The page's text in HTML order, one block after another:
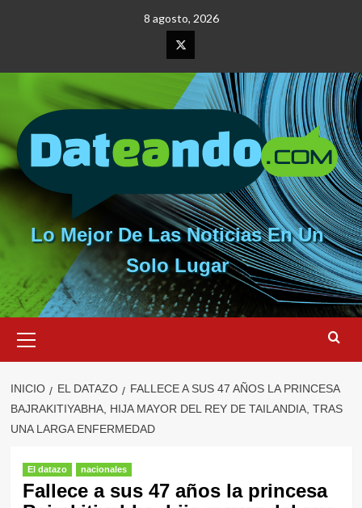
8 agosto, 2026
Elemento
del
menú
Lo Mejor De Las Noticias En Un
Solo Lugar
primario
INICIO EL DATAZO
FALLECE A SUS 47 AÑOS LA PRINCESA
BAJRAKITIYABHA, HIJA MAYOR DEL REY DE TAILANDIA, TRAS
UNA LARGA ENFERMEDAD
El datazo nacionales
Fallece a sus 47 años la princesa